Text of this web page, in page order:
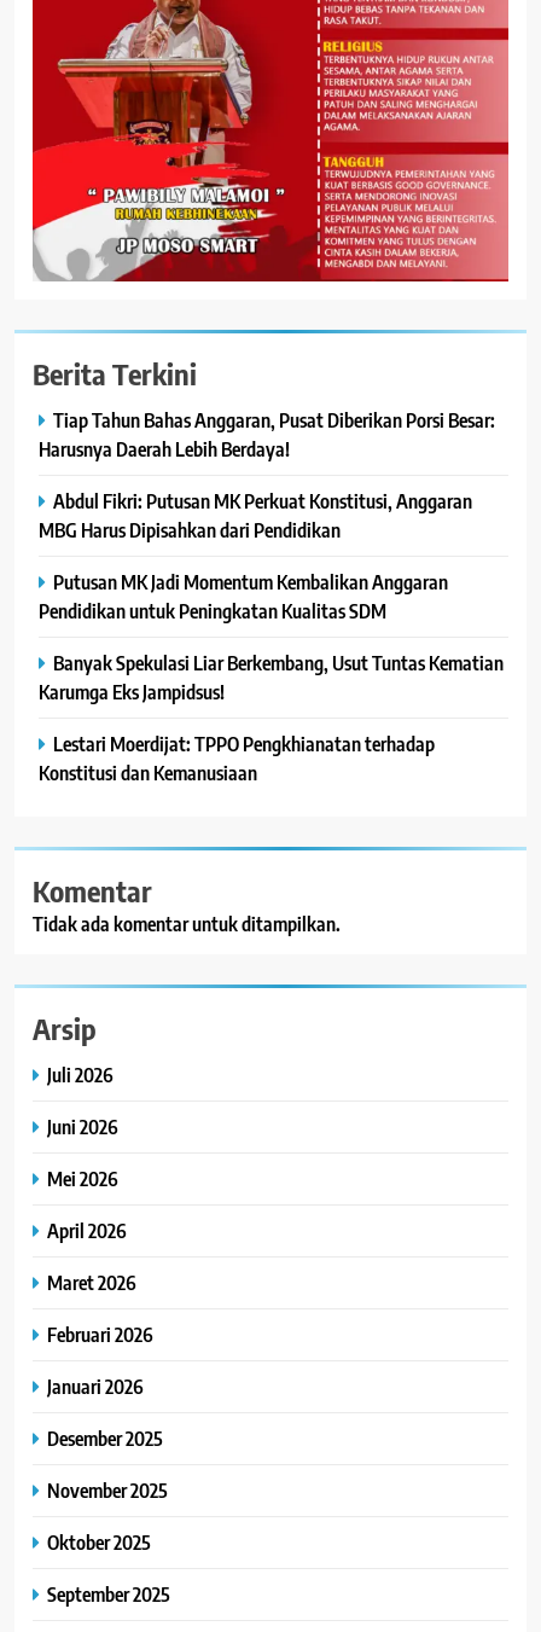
Berita Terkini
Tiap Tahun Bahas Anggaran, Pusat Diberikan Porsi Besar:
Harusnya Daerah Lebih Berdaya!
Abdul Fikri: Putusan MK Perkuat Konstitusi, Anggaran
MBG Harus Dipisahkan dari Pendidikan
Putusan MK Jadi Momentum Kembalikan Anggaran
Pendidikan untuk Peningkatan Kualitas SDM
Banyak Spekulasi Liar Berkembang, Usut Tuntas Kematian
Karumga Eks Jampidsus!
Lestari Moerdijat: TPPO Pengkhianatan terhadap
Konstitusi dan Kemanusiaan
Komentar
Tidak ada komentar untuk ditampilkan.
Arsip
Juli 2026
Juni 2026
Mei 2026
April 2026
Maret 2026
Februari 2026
Januari 2026
Desember 2025
November 2025
Oktober 2025
September 2025